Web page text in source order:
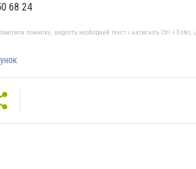
68 24
помилку, виділіть необхідний текст і натисніть Ctrl +